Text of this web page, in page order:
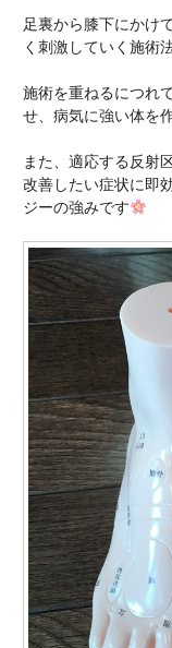
足裏から膝下にかけ
く刺激していく施術
施術を重ねるにつれ
せ、病気に強い体を
また、適応する反射
改善したい症状に即
ジーの強みです